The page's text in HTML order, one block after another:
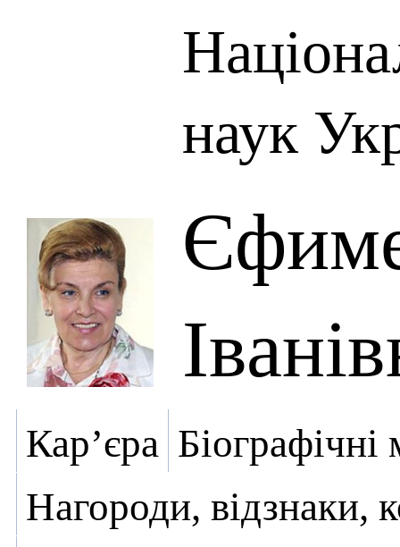
наук
Кар’єра Біографічні
Нагороди, відзнаки,